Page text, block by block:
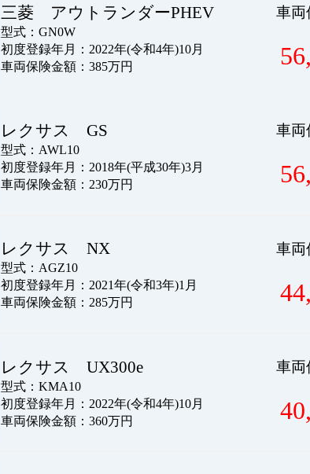
三菱 アウトランダーPHEV
型式：GN0W
初度登録年月：2022年(令和4年)10月
車両保険金額：385万円
車両
レクサス GS
型式：AWL10
初度登録年月：2018年(平成30年)3月
車両保険金額：230万円
車両
レクサス NX
型式：AGZ10
初度登録年月：2021年(令和3年)1月
車両保険金額：285万円
車両
レクサス UX300e
型式：KMA10
初度登録年月：2022年(令和4年)10月
車両保険金額：360万円
車両